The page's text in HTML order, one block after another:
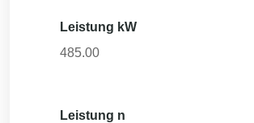
Leistung kW
485.00
Leistung n